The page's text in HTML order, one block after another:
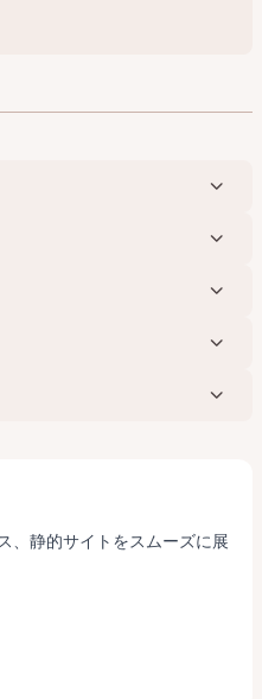
、静的サイトをスムーズに展